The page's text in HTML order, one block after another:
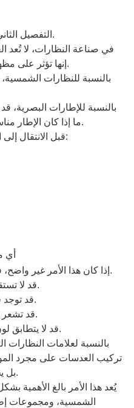
التفصيل الثاني الذي يجب التأكد منه هو العدسة.
في صناعة النظارات، لا تُعد
إنها تؤثر على مظهر المنتج النهائي ووظيفته وجودته.
بالنسبة للنظارات
بالنسبة للإطارات البصرية،
ما إذا كان الإطار مناسبًا لتركيب العدسات الطبية لاحقًا.
قبل الانتقال إلى الإنتاج بكميات كبيرة، تأكد مما يلي:
أي
إذا كان هذا الأمر غير واضح، فقد تظهر مشاكل في الإنتاج لاحقاً.
قد لا تستقر العدسة بشكل كامل في الإطار.
قد توجد فجوات صغيرة حول حافة العدسة.
قد تشعر بضيق الإطار بعد تركيب العدسات.
قد لا يتطابق لون العدسة مع اتجاه الرؤية المعتمد.
بالنسبة لعلامات النظارات
تركيب العدسات على مجرد
بل يجب أن يصبح معيارًا واضحًا للإنتاج.
يُعد هذا الأمر بالغ الأهمية
الشمسية، ومجموعات